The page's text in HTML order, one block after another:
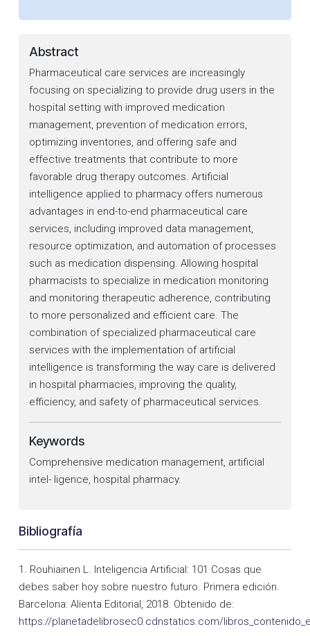
Abstract
Pharmaceutical care services are increasingly
focusing on specializing to provide drug users in the
hospital setting with improved medication
management, prevention of medication errors,
optimizing inventories, and offering safe and
effective treatments that contribute to more
favorable drug therapy outcomes. Artificial
intelligence applied to pharmacy offers numerous
advantages in end-to-end pharmaceutical care
services, including improved data management,
resource optimization, and automation of processes
such as medication dispensing. Allowing hospital
pharmacists to specialize in medication monitoring
and monitoring therapeutic adherence, contributing
to more personalized and efficient care. The
combination of specialized pharmaceutical care
services with the implementation of artificial
intelligence is transforming the way care is delivered
in hospital pharmacies, improving the quality,
efficiency, and safety of pharmaceutical services.
Keywords
Comprehensive medication management, artificial
intel- ligence, hospital pharmacy.
Bibliografía
1. Rouhiainen L. Inteligencia Artificial: 101 Cosas que
debes saber hoy sobre nuestro futuro. Primera edición.
Barcelona: Alienta Editorial, 2018. Obtenido de:
https://planetadelibrosec0.cdnstatics.com/